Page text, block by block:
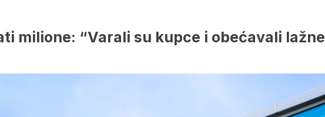
milione: “Varali su kupce i obećavali lažne